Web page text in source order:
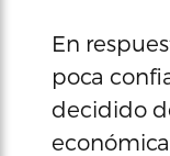
En
poca
decidido